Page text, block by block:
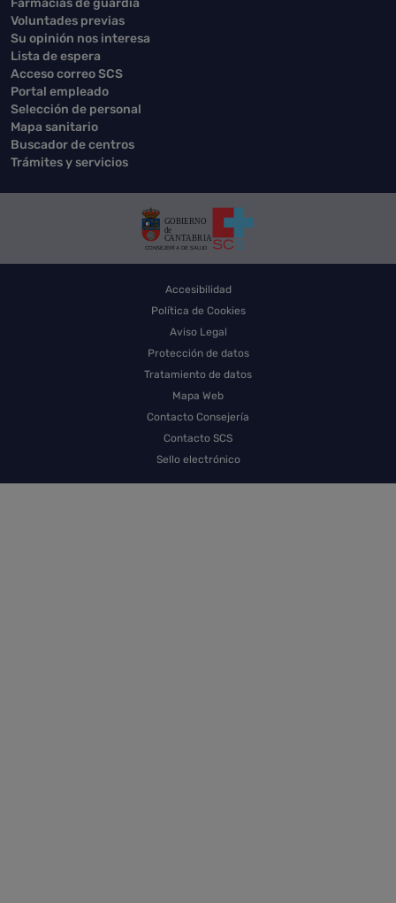
Farmacias de guardia
Voluntades previas
Su opinión nos interesa
Lista de espera
Acceso correo SCS
Portal empleado
Selección de personal
Mapa sanitario
Buscador de centros
Trámites y servicios
Accesibilidad
Política de Cookies
Aviso Legal
Protección de datos
Tratamiento de datos
Mapa Web
Contacto Consejería
Contacto SCS
Sello electrónico